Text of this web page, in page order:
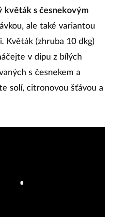
květák s česnekovým
ale také variantou
Květák (zhruba 10 dkg)
v dipu z bílých
s česnekem a
solí, citronovou šťávou a